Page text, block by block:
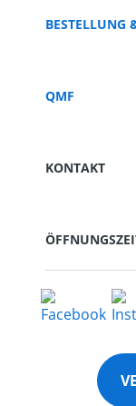
BESTELLUNG
QMF
KONTAKT